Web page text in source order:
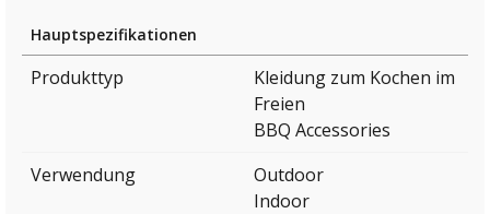
Hauptspezifikationen
Produkttyp
Kleidung zum Kochen im
Freien
BBQ Accessories
Verwendung
Outdoor
Indoor